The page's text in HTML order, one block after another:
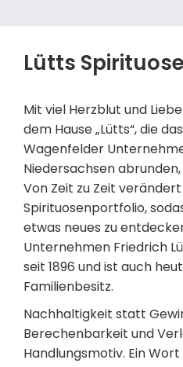
Lütts
Mit viel Herzblut und
dem Hause „Lütts“, die
Wagenfelder
Niedersachsen
Von Zeit zu Zeit
Spirituosenportfolio,
etwas neues zu
Unternehmen Friedrich
seit 1896 und ist auch
Familienbesitz.
Nachhaltigkeit statt
Berechenbarkeit und
Handlungsmotiv. Ein